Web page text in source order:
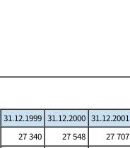
31.12.1999 31.12.2000 31.12.2001
27 340 27 548 27 707